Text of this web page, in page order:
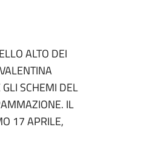
ALTO DEI
SCHEMI DEL
IL
17 APRILE,